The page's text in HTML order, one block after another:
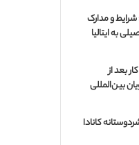
شرایط و مدارک
به ایتالیا
بعد از
بین‌المللی
کانادا